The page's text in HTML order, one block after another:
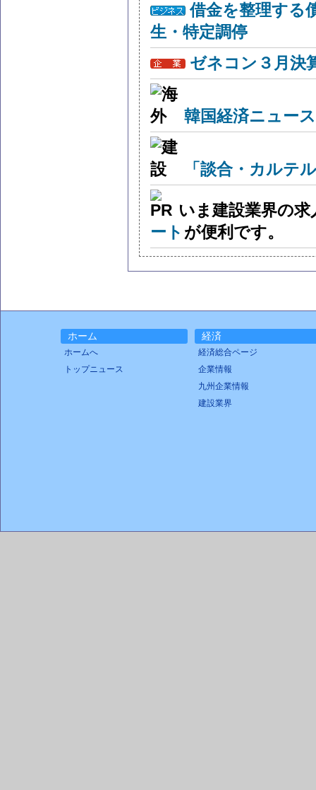
借金を整理する
生・特定調停
ゼネコン３月決
韓国経済ニュー
「談合・カルテ
いま建設業界の
ート が便利です。
ホーム
ホームへ
トップニュース
経済
経済総合ページ
企業情報
九州企業情報
建設業界